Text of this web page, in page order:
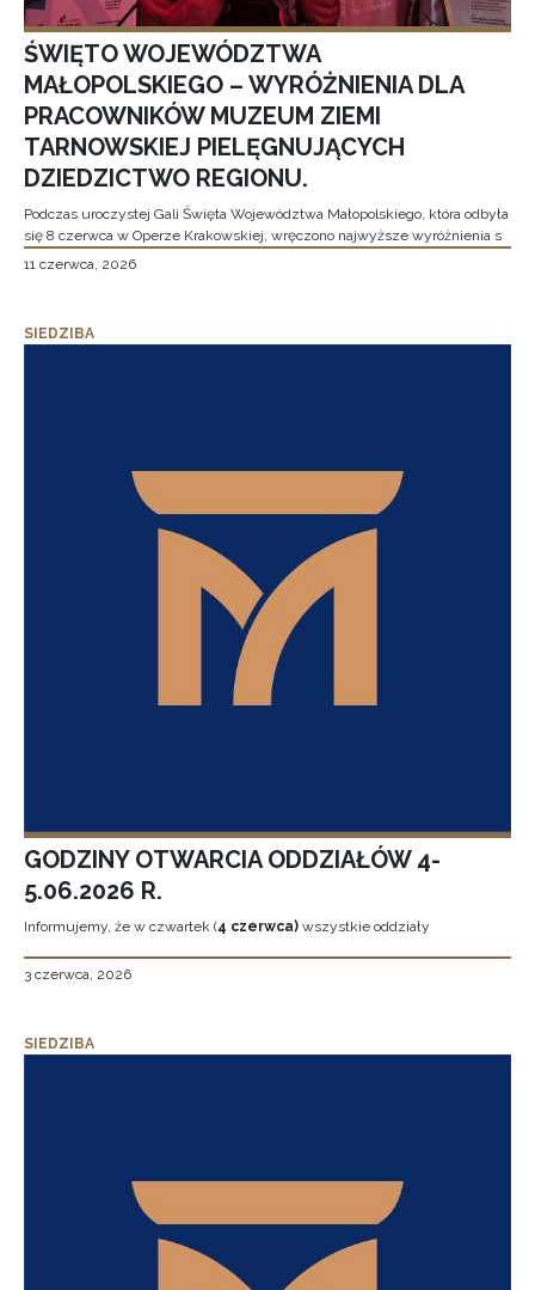
ŚWIĘTO WOJEWÓDZTWA
MAŁOPOLSKIEGO – WYRÓŻNIENIA DLA
PRACOWNIKÓW MUZEUM ZIEMI
TARNOWSKIEJ PIELĘGNUJĄCYCH
DZIEDZICTWO REGIONU.
Podczas uroczystej Gali Święta Województwa Małopolskiego, która odbyła
się 8 czerwca w Operze Krakowskiej, wręczono najwyższe wyróżnienia s
11 czerwca, 2026
SIEDZIBA
GODZINY OTWARCIA ODDZIAŁÓW 4-
5.06.2026 R.
Informujemy, że w czwartek (4 czerwca) wszystkie oddziały
3 czerwca, 2026
SIEDZIBA